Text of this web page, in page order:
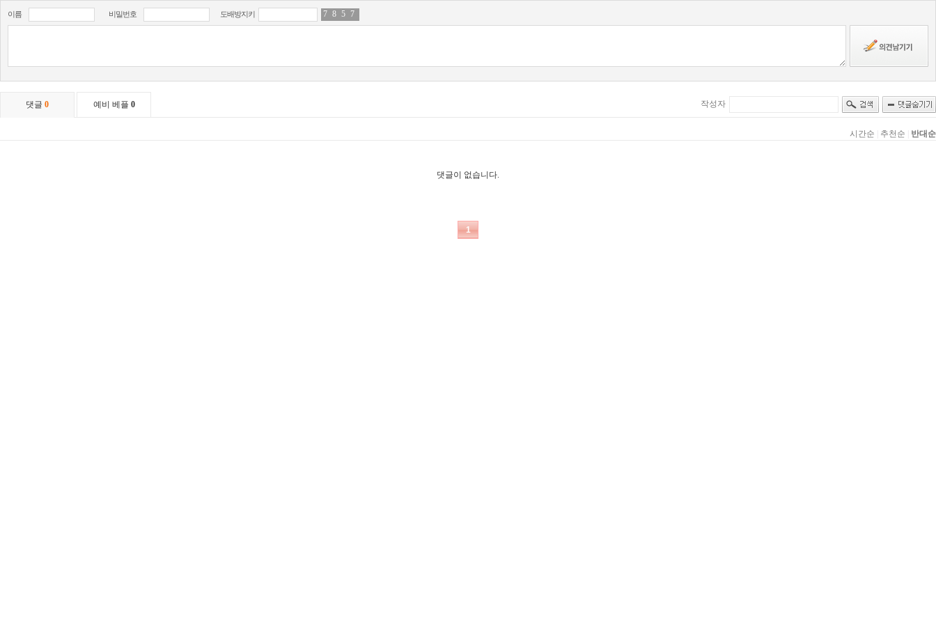
이름 비밀번호 도배방지키 7 8 5 7
댓글 0 예비 베플 0 작성자
시간순 추천순 반대순
댓글이 없습니다.
1